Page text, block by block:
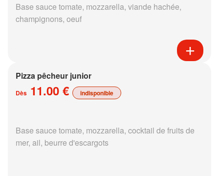
Base sauce tomate, mozzarella, viande hachée,
champignons, oeuf
Pizza pêcheur junior
Dès 11.00 € indisponible
Base sauce tomate, mozzarella, cocktail de fruits de
mer, ail, beurre d'escargots